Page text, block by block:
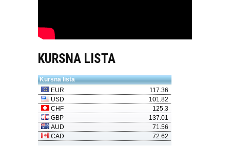
KURSNA LISTA